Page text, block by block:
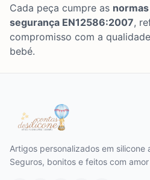
Cada peça cumpre as
segurança EN12586:2007,
compromisso com a
bebé.
Artigos personalizados em silicone
Seguros, bonitos e feitos com